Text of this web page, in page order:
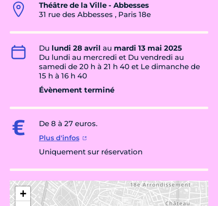
Théâtre de la Ville - Abbesses
31 rue des Abbesses , Paris 18e
Du lundi 28 avril au mardi 13 mai 2025
Du lundi au mercredi et Du vendredi au
samedi de 20 h à 21 h 40 et Le dimanche de
15 h à 16 h 40
Évènement terminé
De 8 à 27 euros.
Plus d'infos
Uniquement sur réservation
+